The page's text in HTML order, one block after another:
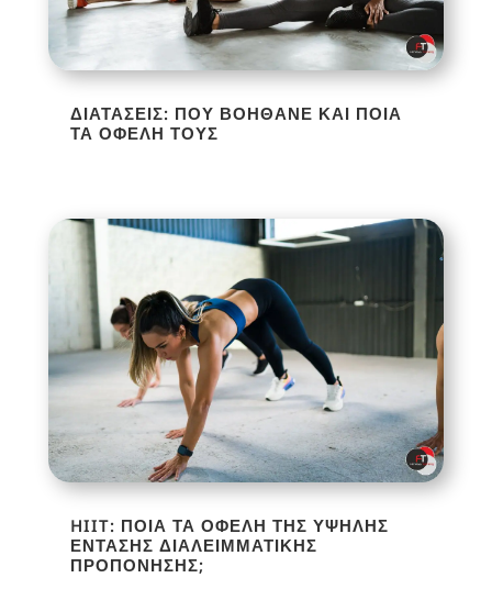
ΔΙΑΤΆΣΕΙΣ: ΠΟΥ ΒΟΗΘΆΝΕ ΚΑΙ ΠΟΙΑ
ΤΑ ΟΦΈΛΗ ΤΟΥΣ
HIIT: ΠΟΙΑ ΤΑ ΟΦΈΛΗ ΤΗΣ ΥΨΗΛΉΣ
ΈΝΤΑΣΗΣ ΔΙΑΛΕΙΜΜΑΤΙΚΉΣ
ΠΡΟΠΌΝΗΣΗΣ;